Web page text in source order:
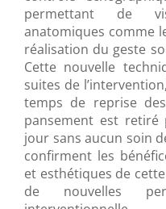
permettant de
anatomiques comme
réalisation du geste
Cette nouvelle
suites de
temps de reprise
pansement est
jour sans aucun soin
confirment les
et esthétiques de
de nouvelles